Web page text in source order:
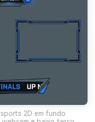
2D em fundo